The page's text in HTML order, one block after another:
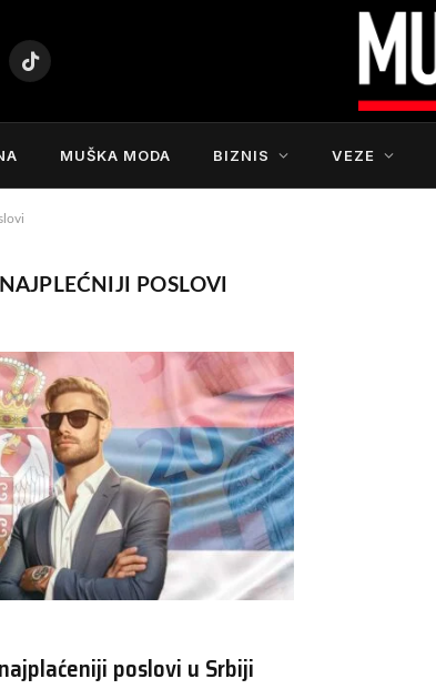
TikTok
MUŠKA MODA BIZNIS VEZE
NAJPLEĆNIJI POSLOVI
poslovi u Srbiji